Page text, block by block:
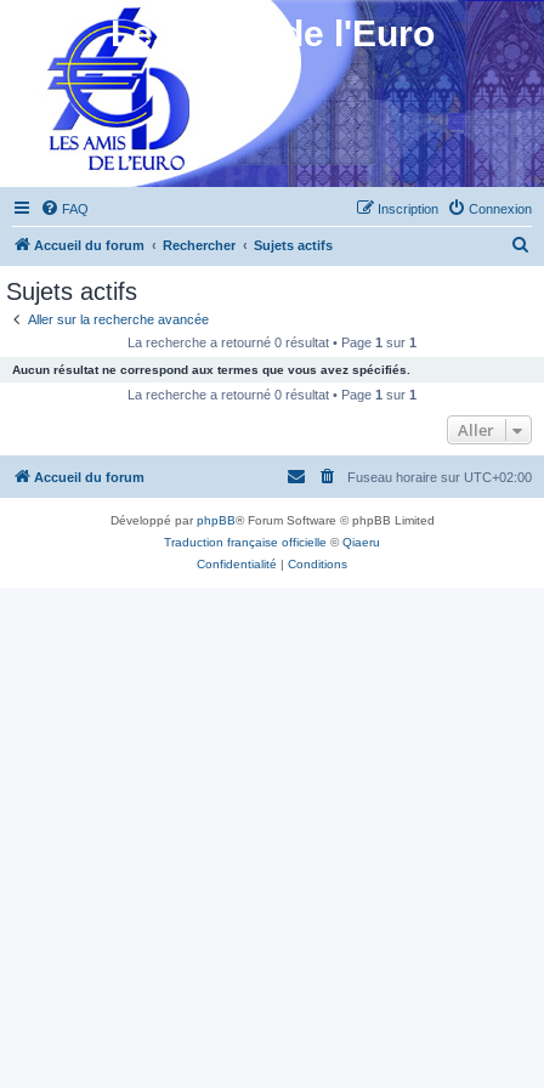
Les Amis de l'Euro
FAQ Connexion
Inscription
Accueil du forum Rechercher Sujets actifs
c
e
Sujets actifs
Aller sur la recherche avancée
La recherche a retourné 0 résultat • Page 1 sur 1
Aucun résultat ne correspond aux termes que vous avez spécifiés.
La recherche a retourné 0 résultat • Page 1 sur 1
Aller
Accueil du forum Fuseau horaire sur UTC+02:00
Développé parphpBB® Forum Software © phpBB Limited
Traduction française officielle ©Qiaeru
Confidentialité | Conditions